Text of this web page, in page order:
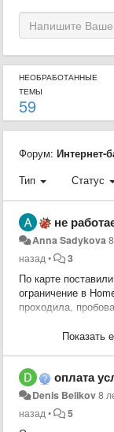
НЕОБРАБОТАННЫЕ
ТЕМЫ
59
Форум: Интернет-
Тип
Статус
не
Anna Sadykova
назад• 3
По карте
ограничение в
проходила,
оплата так и не
дозвонившись
вообще работает
принять меры в
корректной
Показать
оплата услуг
Denis Belikov8
назад• 5